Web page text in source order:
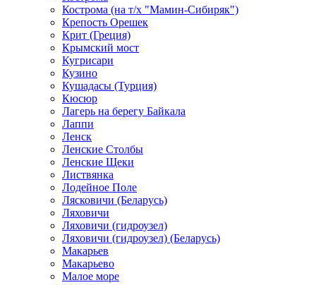
Кострома (на т/х "Мамин-Сибиряк")
Крепость Орешек
Крит (Греция)
Крымский мост
Кугрисари
Кузино
Кушадасы (Турция)
Кюсюр
Лагерь на берегу Байкала
Лаппи
Ленск
Ленские Столбы
Ленские Щеки
Листвянка
Лодейное Поле
Лясковичи (Беларусь)
Ляховичи
Ляховичи (гидроузел)
Ляховичи (гидроузел) (Беларусь)
Макарьев
Макарьево
Малое море